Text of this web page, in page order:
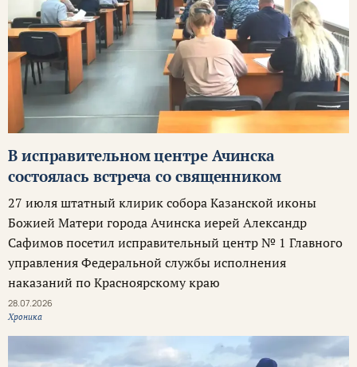
В исправительном центре Ачинска
состоялась встреча со священником
27 июля штатный клирик собора Казанской иконы
Божией Матери города Ачинска иерей Александр
Сафимов посетил исправительный центр № 1 Главного
управления Федеральной службы исполнения
наказаний по Красноярскому краю
28.07.2026
Хроника